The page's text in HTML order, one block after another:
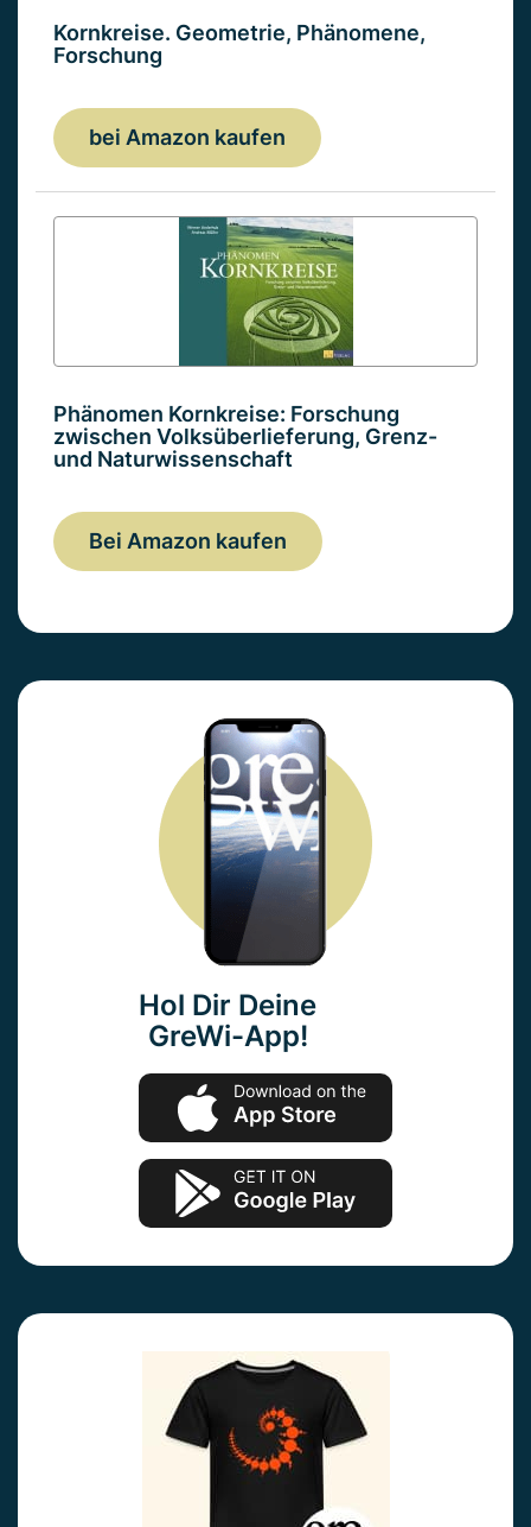
Kornkreise. Geometrie, Phänomene,
Forschung
bei Amazon kaufen
Phänomen Kornkreise: Forschung
zwischen Volksüberlieferung, Grenz-
und Naturwissenschaft
Bei Amazon kaufen
Hol Dir Deine
GreWi-App!